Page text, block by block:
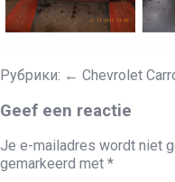
Рубрики: ← Chevrolet
Geef een reactie
Je e-mailadres wordt niet
gemarkeerd met *